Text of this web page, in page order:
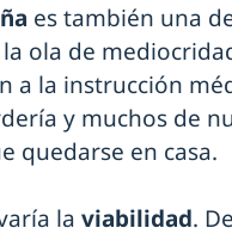
es también una
ola de
a la instrucción
y muchos de
quedarse en casa.
la viabilidad. De